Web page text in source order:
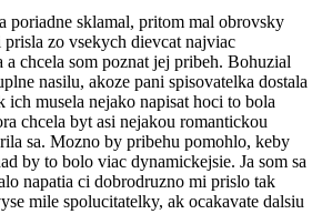
poriadne sklamal, pritom mal obrovsky
prisla zo vsekych dievcat najviac
a chcela som poznat jej pribeh. Bohuzial
nasilu, akoze pani spisovatelka dostala
ich musela nejako napisat hoci to bola
chcela byt asi nejakou romantickou
sa. Mozno by pribehu pomohlo, keby
by to bolo viac dynamickejsie. Ja som sa
napatia ci dobrodruzno mi prislo tak
mile spolucitatelky, ak ocakavate dalsiu